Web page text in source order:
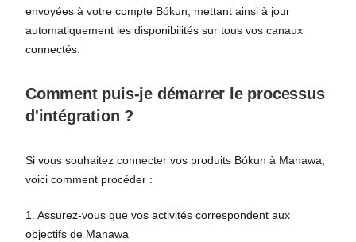
envoyées à votre compte Bókun, mettant ainsi à jour
automatiquement les disponibilités sur tous vos canaux
connectés.
Comment puis-je démarrer le processus
d'intégration ?
Si vous souhaitez connecter vos produits Bókun à Manawa,
voici comment procéder :
1. Assurez-vous que vos activités correspondent aux
objectifs de Manawa